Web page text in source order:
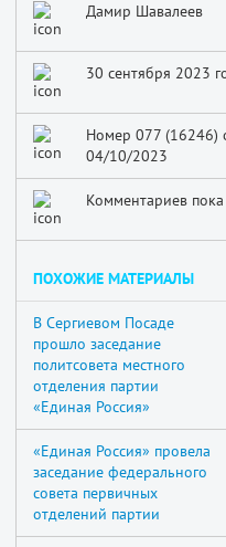
Дамир Шавалеев
30 сентября 2023
Номер 077 (16246)
04/10/2023
Комментариев пока
ПОХОЖИЕ МАТЕРИАЛЫ
В Сергиевом Посаде
прошло заседание
политсовета местного
отделения партии
«Единая Россия»
«Единая Россия» провела
заседание федерального
совета первичных
отделений партии